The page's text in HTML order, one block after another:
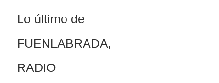
Lo último de
FUENLABRADA,
RADIO